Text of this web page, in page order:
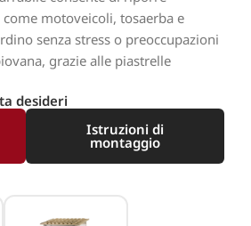
motoveicoli, tosaerba e
senza stress o preoccupazioni
grazie alle piastrelle
desideri
Istruzioni di
montaggio